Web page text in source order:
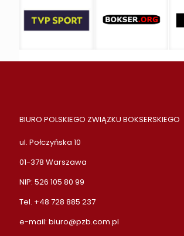
BIURO POLSKIEGO ZWIĄZKU BOKSERSKIEGO
ul. Połczyńska 10
01-378 Warszawa
NIP: 526 105 80 99
Tel. +48 728 885 237
e-mail: biuro@pzb.com.pl